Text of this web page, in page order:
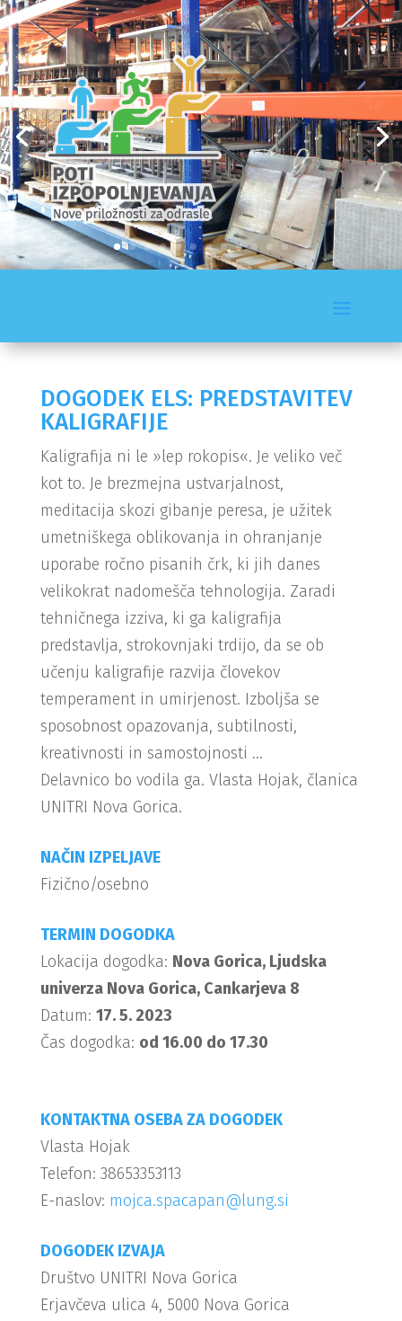
DOGODEK ELS: PREDSTAVITEV
KALIGRAFIJE
Kaligrafija ni le »lep rokopis«. Je veliko več
kot to. Je brezmejna ustvarjalnost,
meditacija skozi gibanje peresa, je užitek
umetniškega oblikovanja in ohranjanje
uporabe ročno pisanih črk, ki jih danes
velikokrat nadomešča tehnologija. Zaradi
tehničnega izziva, ki ga kaligrafija
predstavlja, strokovnjaki trdijo, da se ob
učenju kaligrafije razvija človekov
temperament in umirjenost. Izboljša se
sposobnost opazovanja, subtilnosti,
kreativnosti in samostojnosti …
Delavnico bo vodila ga. Vlasta Hojak, članica
UNITRI Nova Gorica.
NAČIN IZPELJAVE
Fizično/osebno
TERMIN DOGODKA
Lokacija dogodka: Nova Gorica, Ljudska
univerza Nova Gorica, Cankarjeva 8
Datum: 17. 5. 2023
Čas dogodka: od 16.00 do 17.30
KONTAKTNA OSEBA ZA DOGODEK
Vlasta Hojak
Telefon: 38653353113
E-naslov: mojca.spacapan@lung.si
DOGODEK IZVAJA
Društvo UNITRI Nova Gorica
Erjavčeva ulica 4, 5000 Nova Gorica